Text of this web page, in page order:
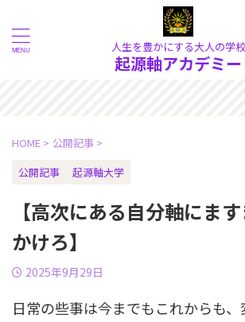
人生を豊かにする大人の学校
起源軸アカデミー
にある《本質》
HOME > 公開記事 >
公開記事
起源軸大学
【高次にある自分軸にま
かけろ】
2025年9月29日
日常の些事は今までもこれからも